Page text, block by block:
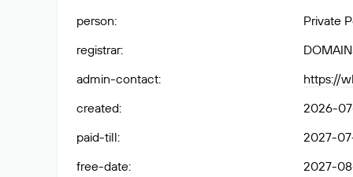
person:
Private
registrar:
admin-contact:
https://
created:
2026-
paid-till:
2027-
free-date: 2027-